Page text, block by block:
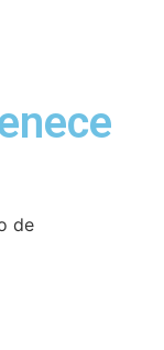
de